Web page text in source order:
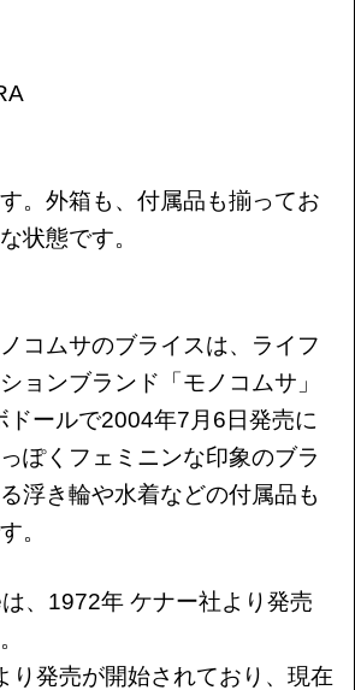
。外箱も、付属品も揃ってお
状態です。
コムサのブライスは、ライフ
ョンブランド「モノコムサ」
ドールで2004年7月6日発売に
ぽくフェミニンな印象のブラ
浮き輪や水着などの付属品も
。
、1972年 ケナー社より発売
り発売が開始されており、現在